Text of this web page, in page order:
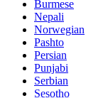
Burmese
Nepali
Norwegian
Pashto
Persian
Punjabi
Serbian
Sesotho